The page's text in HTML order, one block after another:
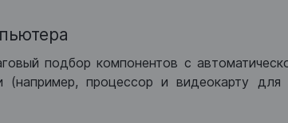
подбор компонентов с
процессор и видеокарту